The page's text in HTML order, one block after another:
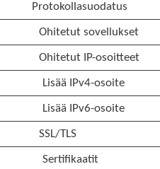
Protokollasuodatus
Ohitetut sovellukset
Ohitetut IP-osoitteet
Lisää IPv4-osoite
Lisää IPv6-osoite
SSL/TLS
Sertifikaatit